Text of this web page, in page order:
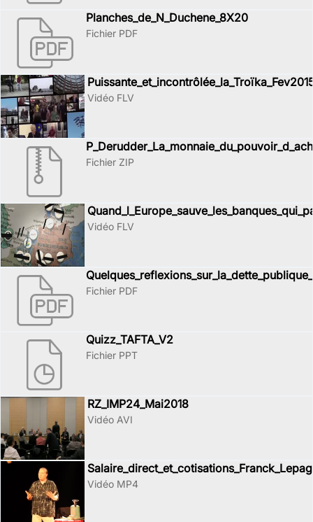
Planches_de_N_Duchene_8X20
Fichier PDF
Vidéo FLV
Fichier ZIP
Vidéo FLV
Fichier PDF
Quizz_TAFTA_V2
Fichier PPT
RZ_IMP24_Mai2018
Vidéo AVI
Vidéo MP4